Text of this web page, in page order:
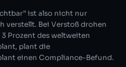
ist also nicht nur
verstellt. Bei Verstoß drohen
Prozent des weltweiten
plant die
einen Compliance-Befund.